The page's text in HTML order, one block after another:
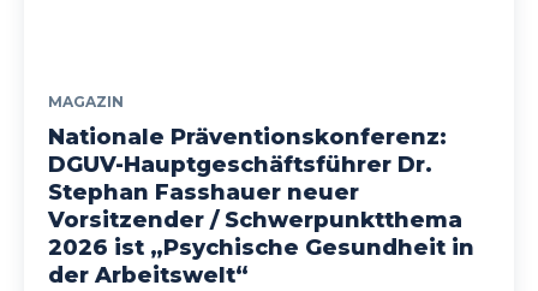
MAGAZIN
Nationale Präventionskonferenz:
DGUV-Hauptgeschäftsführer Dr.
Stephan Fasshauer neuer
Vorsitzender / Schwerpunktthema
2026 ist „Psychische Gesundheit in
der Arbeitswelt“